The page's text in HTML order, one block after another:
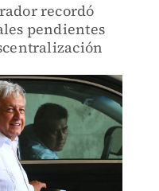
recordó
pendientes